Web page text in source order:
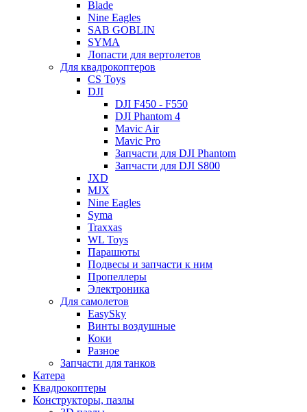
Blade
Nine Eagles
SAB GOBLIN
SYMA
Лопасти для вертолетов
Для квадрокоптеров
CS Toys
DJI
DJI F450 - F550
DJI Phantom 4
Mavic Air
Mavic Pro
Запчасти для DJI Phantom
Запчасти для DJI S800
JXD
MJX
Nine Eagles
Syma
Traxxas
WL Toys
Парашюты
Подвесы и запчасти к ним
Пропеллеры
Электроника
Для самолетов
EasySky
Винты воздушные
Коки
Разное
Запчасти для танков
Катера
Квадрокоптеры
Конструкторы, пазлы